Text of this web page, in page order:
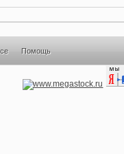
Помощь